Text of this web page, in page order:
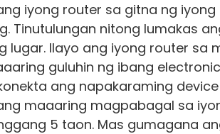
iyong router sa gitna ng
Tinutulungan nitong lumakas
lugar. Ilayo ang iyong router sa
guluhin ng ibang
ang napakaraming
maaaring magpabagal sa
5 taon. Mas gumagana